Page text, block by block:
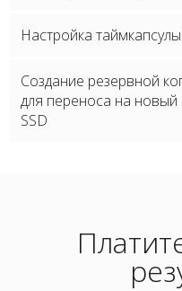
Настройка
Создание резервной
для переноса на новый
SSD